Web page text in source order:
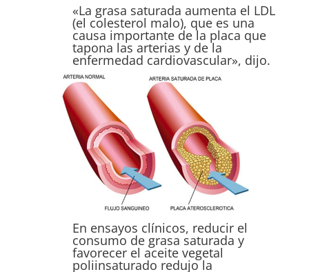
«La grasa saturada aumenta el LDL
(el colesterol malo), que es una
causa importante de la placa que
tapona las arterias y de la
enfermedad cardiovascular», dijo.
En ensayos clínicos, reducir el
consumo de grasa saturada y
favorecer el aceite vegetal
poliinsaturado redujo la